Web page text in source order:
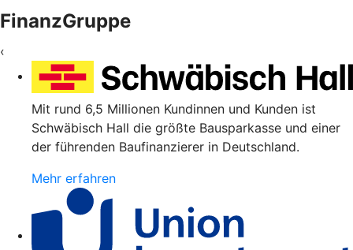
FinanzGruppe
‹
Mit rund 6,5 Millionen Kundinnen und Kunden ist
Schwäbisch Hall die größte Bausparkasse und einer
der führenden Baufinanzierer in Deutschland.
Mehr erfahren